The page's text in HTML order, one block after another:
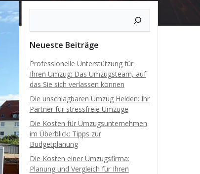
Neueste Beiträge
Professionelle Unterstützung für
Ihren Umzug: Das Umzugsteam, auf
das Sie sich verlassen können
Die unschlagbaren Umzug Helden: Ihr
Partner für stressfreie Umzüge
Die Kosten für Umzugsunternehmen
im Überblick: Tipps zur
Budgetplanung
Die Kosten einer Umzugsfirma:
Planung und Vergleich für Ihren